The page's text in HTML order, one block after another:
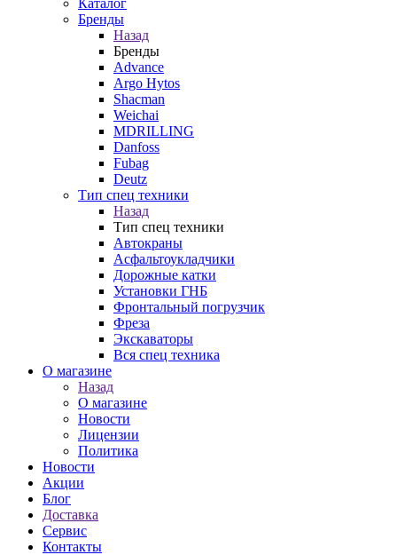
Каталог
Бренды
Назад
Бренды
Advance
Argo Hytos
Shacman
Weichai
MDRILLING
Danfoss
Fubag
Deutz
Тип спец техники
Назад
Тип спец техники
Автокраны
Асфальтоукладчики
Дорожные катки
Установки ГНБ
Фронтальный погрузчик
Фреза
Экскаваторы
Вся спец техника
О магазине
Назад
О магазине
Новости
Лицензии
Политика
Новости
Акции
Блог
Доставка
Сервис
Контакты